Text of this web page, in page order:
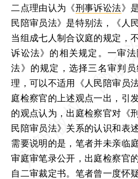
二点理由认为《刑事诉讼法》
民陪审员法》是特别法，《人
当组成七人制合议庭的规定，
诉讼法》的相关规定。一审
法》的规定，选择三名审判
理，可以不适用《人民陪审员
庭检察官的上述观点一出，引
的观点认为，出庭检察官对《
民陪审员法》关系的认识和表
需要说明的是，笔者并未亲临
审庭审笔录公开，出庭检察官
自二审裁定书。笔者曾一度怀